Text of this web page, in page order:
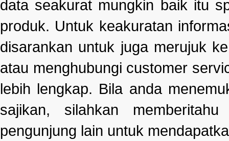
data seakurat mungkin baik itu
produk. Untuk keakuratan
disarankan untuk juga merujuk
atau menghubungi customer
lebih lengkap. Bila anda
sajikan, silahkan
pengunjung lain untuk